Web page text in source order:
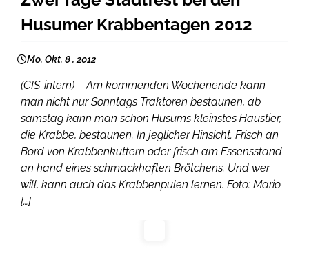
Husumer Krabbentagen 2012
Mo. Okt. 8 , 2012
(CIS-intern) – Am kommenden Wochenende kann
man nicht nur Sonntags Traktoren bestaunen, ab
samstag kann man schon Husums kleinstes Haustier,
die Krabbe, bestaunen. In jeglicher Hinsicht. Frisch an
Bord von Krabbenkuttern oder frisch am Essensstand
an hand eines schmackhaften Brötchens. Und wer
will, kann auch das Krabbenpulen lernen. Foto: Mario
[…]